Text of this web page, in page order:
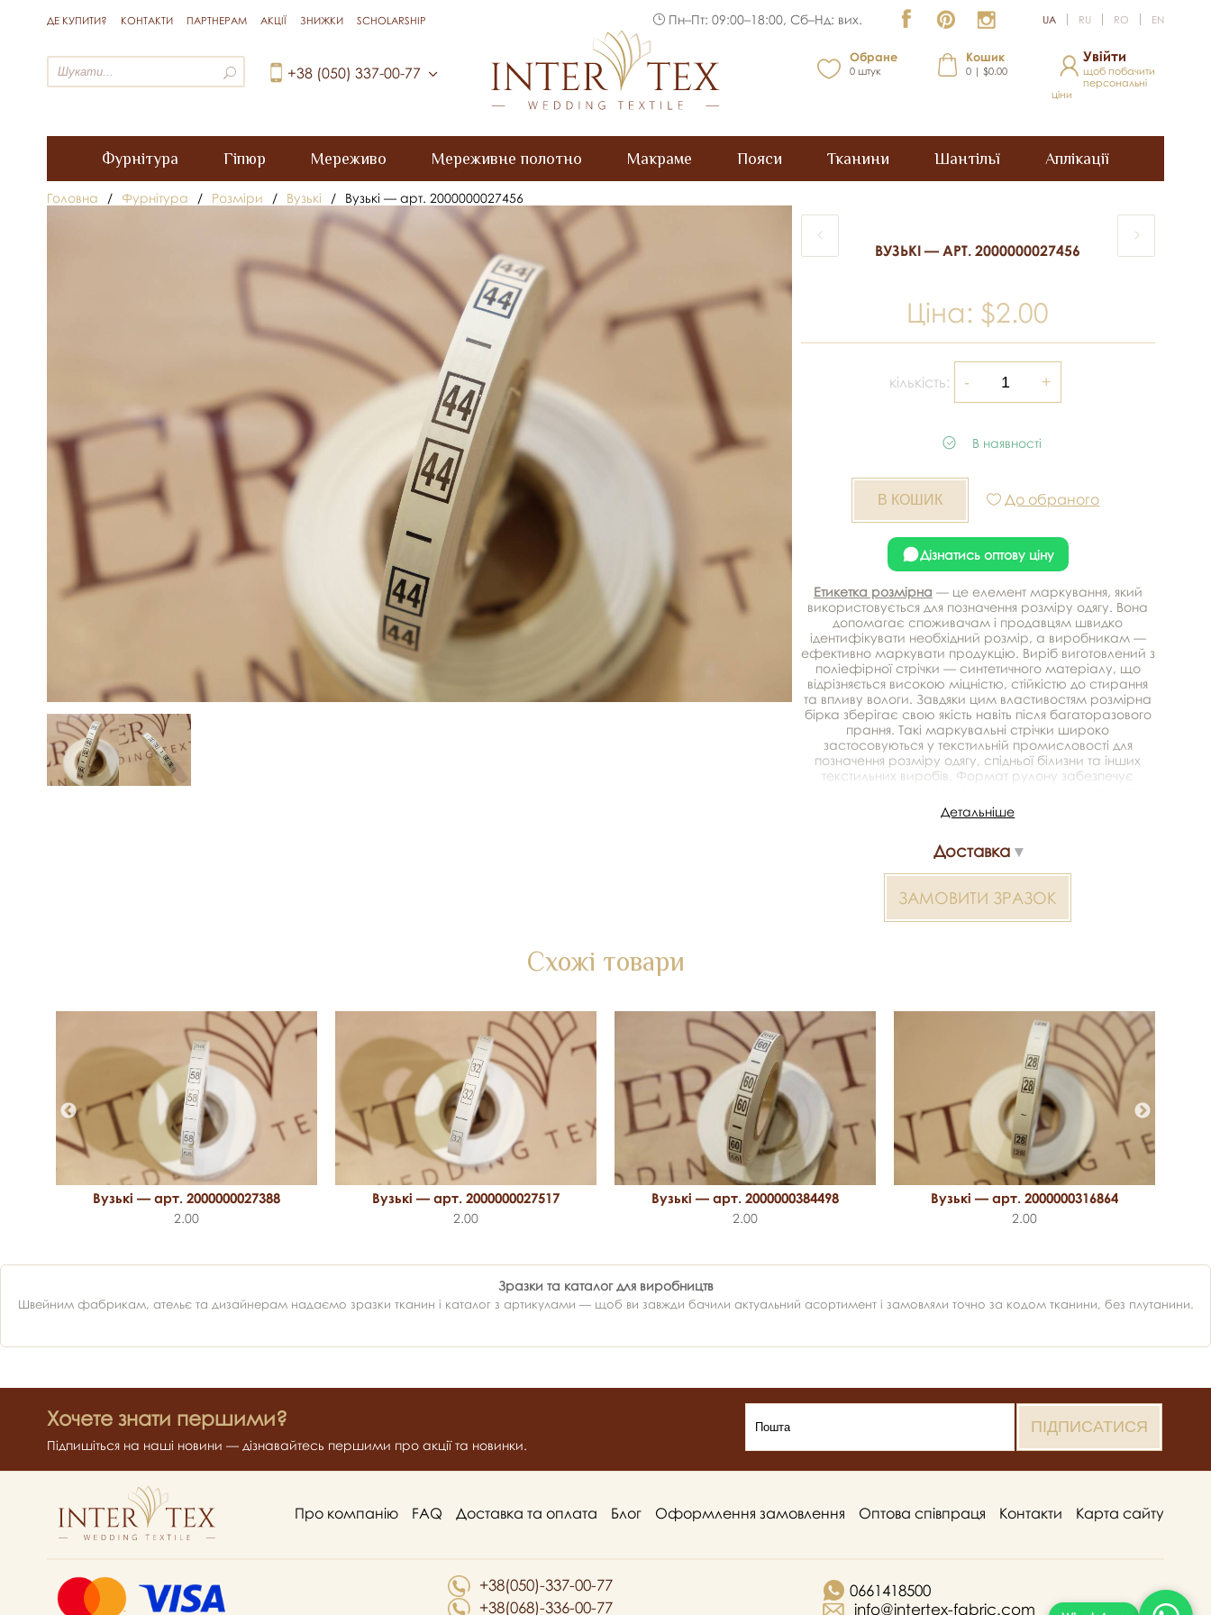
ДЕ КУПИТИ? КОНТАКТИ ПАРТНЕРАМ АКЦІЇ ЗНИЖКИ SCHOLARSHIP Пн–Пт: 09:00–18:00, Сб–Нд: вих. UA RU RO EN
+38 (050) 337-00-77
Обране
0 штук
Кошик
0 | $0.00
Увійти
щоб побачити
персональні
ціни
Фурнітура Гіпюр Мереживо Мереживне полотно Макраме Пояси Тканини Шантільї Аплікації
Головна / Фурнітура / Розміри / Вузькі / Вузькі — арт. 2000000027456
ВУЗЬКІ — АРТ. 2000000027456
Ціна: $2.00
кількість:
В наявності
До обраного
Дізнатись оптову ціну
Етикетка розмірна — це елемент маркування, який
використовується для позначення розміру одягу. Вона
допомагає споживачам і продавцям швидко
ідентифікувати необхідний розмір, а виробникам —
ефективно маркувати продукцію. Виріб виготовлений з
поліефірної стрічки — синтетичного матеріалу, що
відрізняється високою міцністю, стійкістю до стирання
та впливу вологи. Завдяки цим властивостям розмірна
бірка зберігає свою якість навіть після багаторазового
прання. Такі маркувальні стрічки широко
застосовуються у текстильній промисловості для
позначення розміру одягу, спідньої білизни та інших
текстильних виробів. Формат рулону забезпечує
нарізати, а потім пришивати або вклеювати у виріб.
Це оптимальне рішення для фабрик, ательє та
товару.
Вузькі 2000000027456 — матеріал для весільних суконь,
декору та колекцій ательє. Доступний оптом і в
роздріб в Inter Tex, SKU 371566.
Детальніше
Доставка
ЗАМОВИТИ ЗРАЗОК
Схожі товари
Вузькі — арт. 2000000027388
2.00
Вузькі — арт. 2000000027517
2.00
Вузькі — арт. 2000000384498
2.00
Вузькі — арт. 2000000316864
2.00
Зразки та каталог для виробництв
Швейним фабрикам, ательє та дизайнерам надаємо зразки тканин і каталог з артикулами — щоб ви завжди бачили актуальний асортимент і замовляли точно за кодом тканини, без плутанини.
Хочете знати першими?
Підпишіться на наші новини — дізнавайтесь першими про акції та новинки.
Про компанію FAQ Доставка та оплата Блог Оформлення замовлення Оптова співпраця Контакти Карта сайту
+38(050)-337-00-77
+38(068)-336-00-77
0661418500
info@intertex-fabric.com